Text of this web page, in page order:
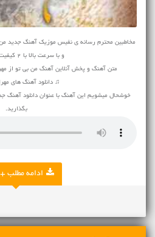
مخاطبین محترم رسانه ی نفیس موزیک آهنگ جدید من
و با سرعت بالا با 2 کیفیت دانلود کنید
متن آهنگ و پخش آنلاین آهنگ من بی تو از
♫ دانلود آهنگ های
خوشحال میشویم این آهنگ با عنوان دانلود آهنگ
بگذارید.
ادامه مطلب +